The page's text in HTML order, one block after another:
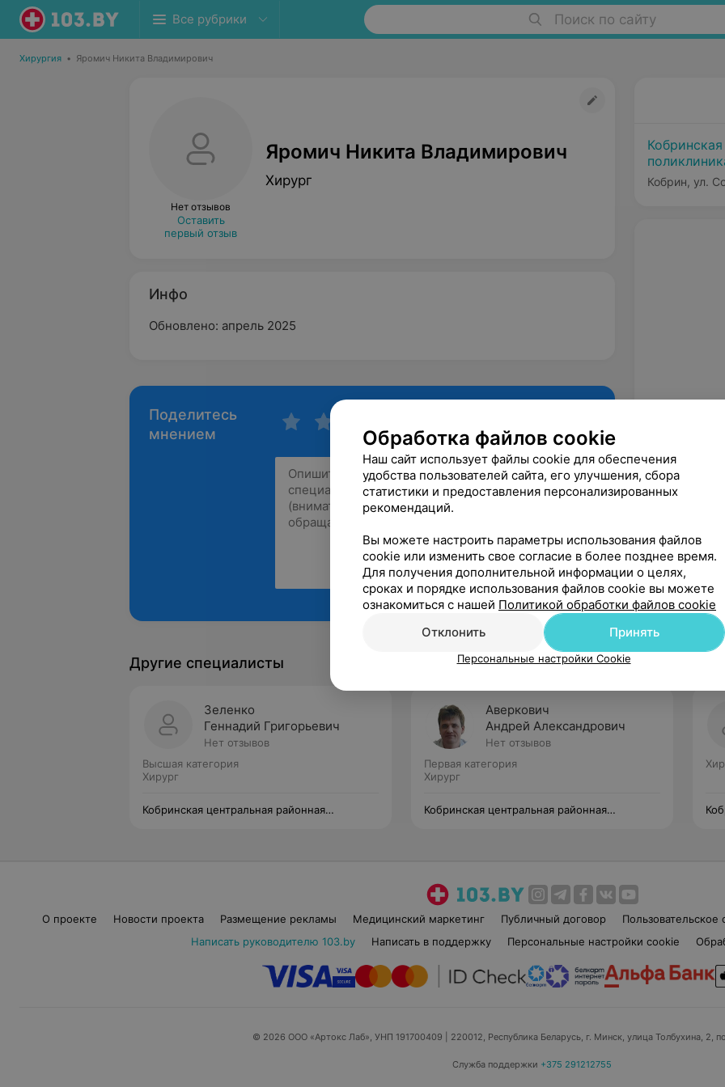
Все рубрики Поиск по сайту
Хирургия • Яромич Никита Владимирович
Нет отзывов
Оставить
первый отзыв
Яромич Никита Владимирович
Хирург
Инфо
Обновлено: апрель 2025
Поделитесь
мнением
Рекомендую
Кобрин, ул.
Другие специалисты
Зеленко
Геннадий Григорьевич
Нет отзывов
Высшая категория
Хирург
Кобринская центральная районная
Аверкович
Андрей Александрович
Нет отзывов
Первая категория
Хирург
Кобринская центральная районная
О проекте Новости проекта Размещение рекламы Медицинский маркетинг Публичный договор Пользовательское
Написать руководителю 103.by
Написать в поддержку Персональные настройки cookie
© 2026 ООО «Артокс Лаб», УНП 191700409 | 220012, Республика Беларусь, г. Минск, улица Толбухина, 2,
Служба поддержки +375 291212755
Обработка файлов cookie
Наш сайт использует файлы cookie для обеспечения
удобства пользователей сайта, его улучшения, сбора
статистики и предоставления персонализированных
рекомендаций.
Вы можете настроить параметры использования файлов
cookie или изменить свое согласие в более позднее время.
Для получения дополнительной информации о целях,
сроках и порядке использования файлов cookie вы можете
ознакомиться с нашей Политикой обработки файлов cookie
Отклонить
Принять
Персональные настройки Cookie